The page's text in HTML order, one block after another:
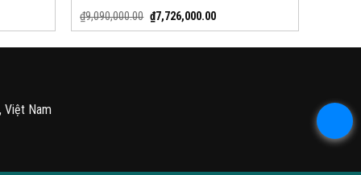
₫9,090,000.00 ₫7,726,000.00
Việt Nam